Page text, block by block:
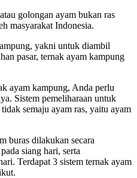
golongan ayam bukan ras
masyarakat Indonesia.
yakni untuk diambil
pasar, ternak ayam kampung
ayam kampung, Anda perlu
Sistem pemeliharaan untuk
semaju ayam ras, yaitu ayam
buras dilakukan secara
siang hari, serta
Terdapat 3 sistem ternak ayam